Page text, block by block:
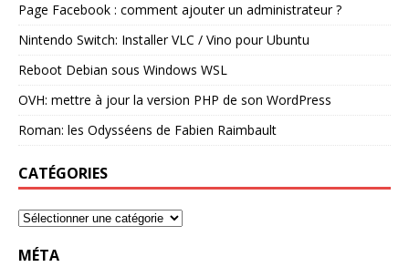
Page Facebook : comment ajouter un administrateur ?
Nintendo Switch: Installer VLC / Vino pour Ubuntu
Reboot Debian sous Windows WSL
OVH: mettre à jour la version PHP de son WordPress
Roman: les Odysséens de Fabien Raimbault
CATÉGORIES
MÉTA